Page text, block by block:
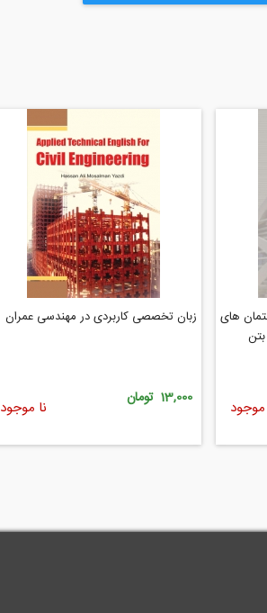
های
موجود
زبان تخصصی کاربردی در مهندسی عمران
13,000 تومان نا موجود